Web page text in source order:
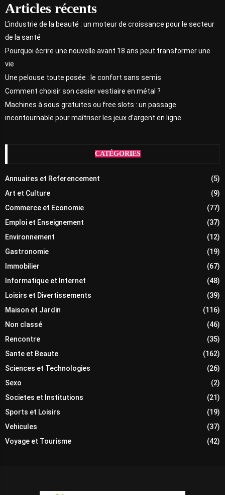
Articles récents
L’industrie de la beauté : un moteur de croissance pour le secteur
de la santé
Pourquoi écrire une nouvelle avant 18 ans peut transformer une
vie
Une pelouse toute posée : le confort sans semis
Comment choisir son casier vestiaire en métal ?
Machines à sous gratuites ou free slots : un passage
incontournable pour maîtriser les jeux d’argent en ligne
CATÉGORIES
Annuaires et Referencement
(5)
Art et Culture
(9)
Commerce et Economie
(77)
Emploi et Enseignement
(37)
Environnement
(12)
Gastronomie
(19)
Immobilier
(67)
Informatique et Internet
(48)
Loisirs et Divertissements
(39)
Maison et Jardin
(116)
Non classé
(46)
Rencontre
(35)
Sante et Beaute
(162)
Sciences et Technologies
(26)
Sexo
(2)
Societes et Institutions
(21)
Sports et Loisirs
(19)
Vehicules
(37)
Voyage et Tourisme
(42)